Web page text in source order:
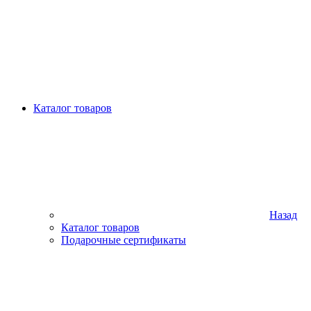
Каталог товаров
Назад
Каталог товаров
Подарочные сертификаты